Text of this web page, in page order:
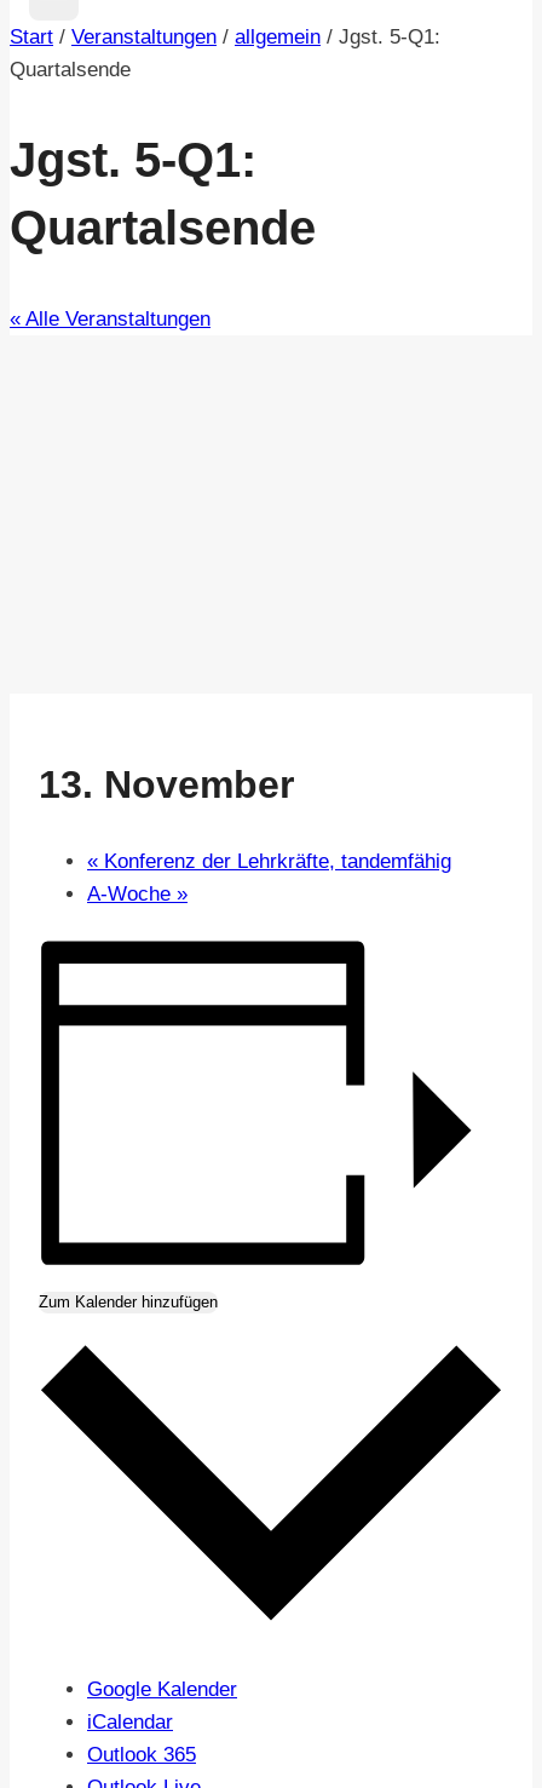
Start / Veranstaltungen / allgemein / Jgst. 5-Q1:
Quartalsende
Jgst. 5-Q1:
Quartalsende
« Alle Veranstaltungen
13. November
« Konferenz der Lehrkräfte, tandemfähig
A-Woche »
Zum Kalender hinzufügen
Google Kalender
iCalendar
Outlook 365